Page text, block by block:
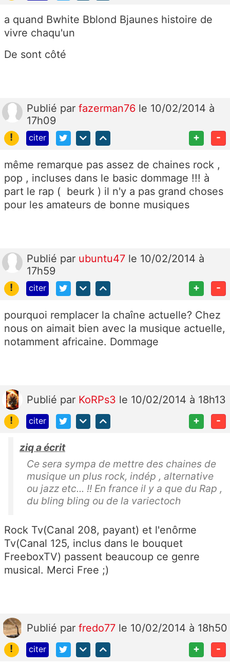
a quand Bwhite Bblond Bjaunes histoire de
vivre chaqu'un
De sont côté
Publié par fazerman76 le 10/02/2014 à
17h09
!
citer + -
même remarque pas assez de chaines rock ,
pop , incluses dans le basic dommage !!! à
part le rap ( beurk ) il n'y a pas grand choses
pour les amateurs de bonne musiques
Publié par ubuntu47 le 10/02/2014 à
17h59
!
citer + -
pourquoi remplacer la chaîne actuelle? Chez
nous on aimait bien avec la musique actuelle,
notamment africaine. Dommage
Publié par KoRPs3 le 10/02/2014 à 18h13
!
citer + -
ziq a écrit
Ce sera sympa de mettre des chaines de
musique un plus rock, indép , alternative
ou jazz etc... !! En france il y a que du Rap ,
du bling bling ou de la variectoch
Rock Tv(Canal 208, payant) et l'enôrme
Tv(Canal 125, inclus dans le bouquet
FreeboxTV) passent beaucoup ce genre
musical. Merci Free ;)
Publié par fredo77 le 10/02/2014 à 18h50
!
citer + -